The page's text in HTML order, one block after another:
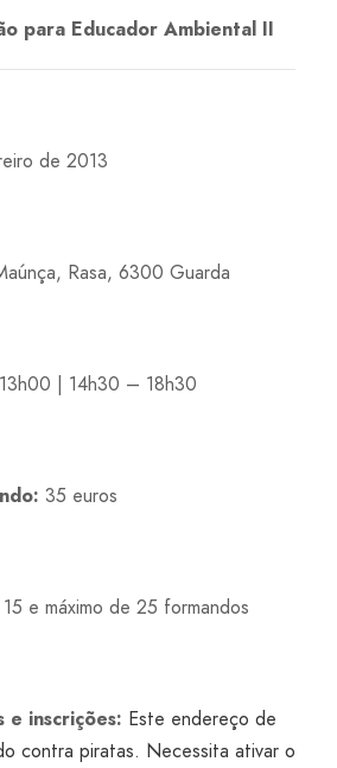
para Educador Ambiental II
de 2013
Rasa, 6300 Guarda
| 14h30 – 18h30
35 euros
e máximo de 25 formandos
e inscrições: Este endereço de
contra piratas. Necessita ativar o